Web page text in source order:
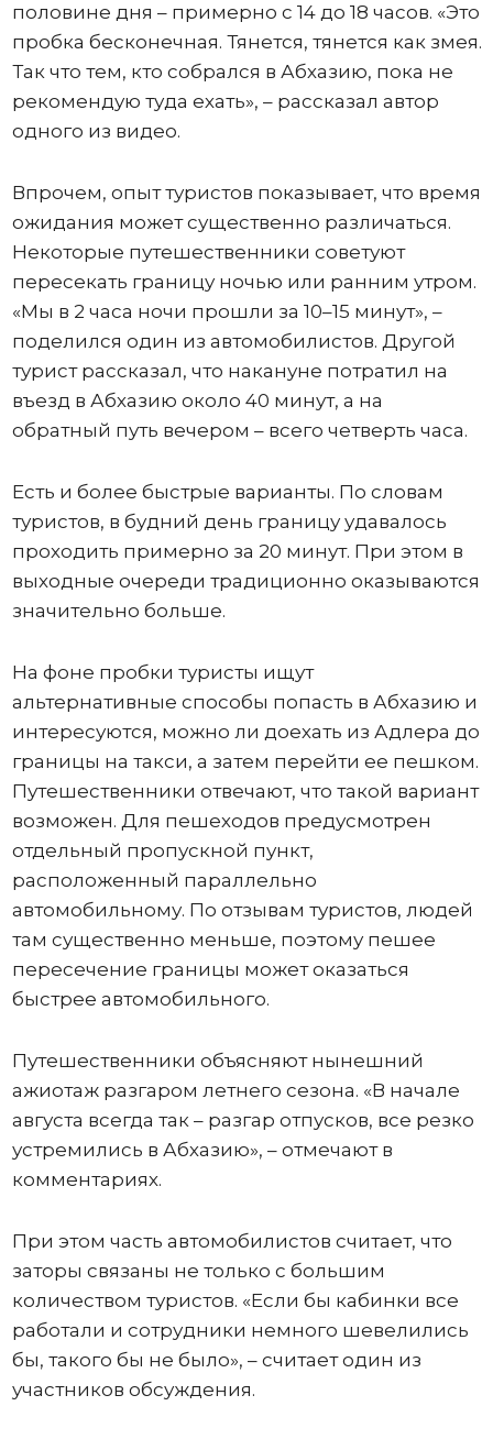
половине дня – примерно с 14 до 18 часов. «Это
пробка бесконечная. Тянется, тянется как змея.
Так что тем, кто собрался в Абхазию, пока не
рекомендую туда ехать», – рассказал автор
одного из видео.
Впрочем, опыт туристов показывает, что время
ожидания может существенно различаться.
Некоторые путешественники советуют
пересекать границу ночью или ранним утром.
«Мы в 2 часа ночи прошли за 10–15 минут», –
поделился один из автомобилистов. Другой
турист рассказал, что накануне потратил на
въезд в Абхазию около 40 минут, а на
обратный путь вечером – всего четверть часа.
Есть и более быстрые варианты. По словам
туристов, в будний день границу удавалось
проходить примерно за 20 минут. При этом в
выходные очереди традиционно оказываются
значительно больше.
На фоне пробки туристы ищут
альтернативные способы попасть в Абхазию и
интересуются, можно ли доехать из Адлера до
границы на такси, а затем перейти ее пешком.
Путешественники отвечают, что такой вариант
возможен. Для пешеходов предусмотрен
отдельный пропускной пункт,
расположенный параллельно
автомобильному. По отзывам туристов, людей
там существенно меньше, поэтому пешее
пересечение границы может оказаться
быстрее автомобильного.
Путешественники объясняют нынешний
ажиотаж разгаром летнего сезона. «В начале
августа всегда так – разгар отпусков, все резко
устремились в Абхазию», – отмечают в
комментариях.
При этом часть автомобилистов считает, что
заторы связаны не только с большим
количеством туристов. «Если бы кабинки все
работали и сотрудники немного шевелились
бы, такого бы не было», – считает один из
участников обсуждения.